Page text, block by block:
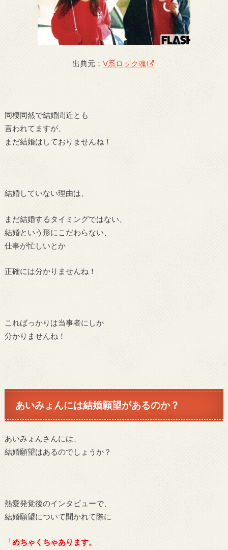
出典元： V系ロック魂
同棲同然で結婚間近とも
言われてますが、
まだ結婚はしておりませんね！
結婚していない理由は、
まだ結婚するタイミングではない、
結婚という形にこだわらない、
仕事が忙しいとか
正確には分かりませんね！
こればっかりは当事者にしか
分かりませんね！
あいみょんには結婚願望があるのか？
あいみょんさんには、
結婚願望はあるのでしょうか？
熱愛発覚後のインタビューで、
結婚願望について聞かれて際に
「めちゃくちゃあります。